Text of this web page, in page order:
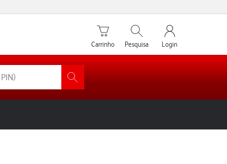
Carrinho de compras
Carrinho
Pesquisar
Pesquisa
My Vodafone
Login